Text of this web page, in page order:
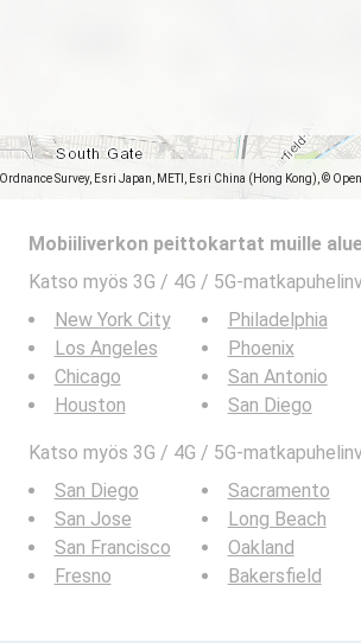
Survey, Esri Japan, METI, Esri China (Hong Kong), ©
Mobiiliverkon peittokartat muille
Katso myös 3G / 4G / 5G-
New York City
Los Angeles
Chicago
Houston
Philadelphia
Phoenix
San Antonio
San Diego
Katso myös 3G / 4G / 5G-
San Diego
San Jose
San Francisco
Fresno
Sacramento
Long Beach
Oakland
Bakersfield